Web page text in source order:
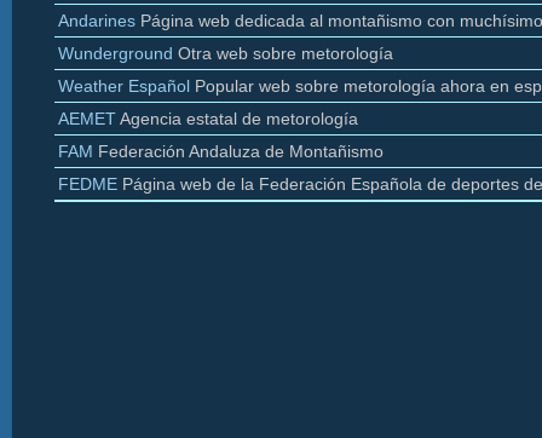
Andarines Página web dedicada al montañismo con
Wunderground Otra web sobre metorología
Weather Español Popular web sobre metorología ahora en
AEMETAgencia estatal de metorología
FAM Federación Andaluza de Montañismo
FEDME Página web de la Federación Española de deportes